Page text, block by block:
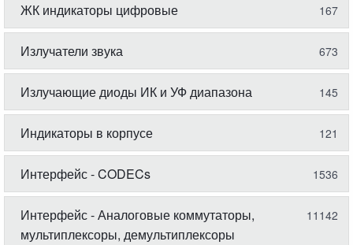
ЖК индикаторы цифровые 167
Излучатели звука 673
Излучающие диоды ИК и УФ диапазона 145
Индикаторы в корпусе 121
Интерфейс - CODECs 1536
Интерфейс - Аналоговые коммутаторы,
мультиплексоры, демультиплексоры
11142